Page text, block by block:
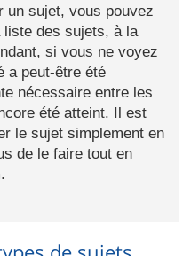
un sujet, vous pouvez
liste des sujets, à la
si vous ne voyez
a peut-être été
nécessaire entre les
été atteint. Il est
le sujet simplement en
de le faire tout en